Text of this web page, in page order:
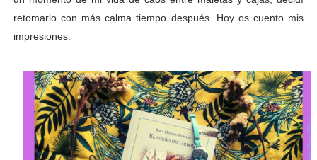
retomarlo con más calma tiempo después. Hoy os cuento mis
impresiones.